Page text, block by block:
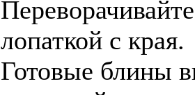
лопаткой с края.
Готовые блины